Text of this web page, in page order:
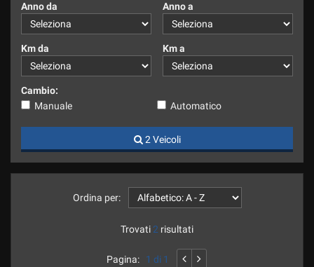
Anno da Anno a
Km da Km a
Cambio:
Manuale
Automatico
2 Veicoli
Ordina per:
Trovati 2 risultati
Pagina: 1 di 1